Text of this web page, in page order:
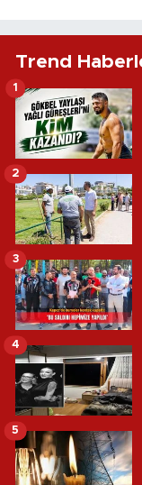
Trend
1
2
3
4
5